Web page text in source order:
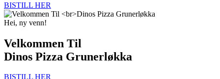
BISTILL HER
Hei, ny venn!
Velkommen Til
Dinos Pizza Grunerløkka
BISTILL HER